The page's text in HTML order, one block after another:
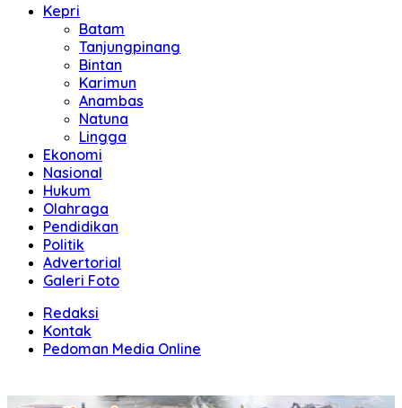
Kepri
Batam
Tanjungpinang
Bintan
Karimun
Anambas
Natuna
Lingga
Ekonomi
Nasional
Hukum
Olahraga
Pendidikan
Politik
Advertorial
Galeri Foto
Redaksi
Kontak
Pedoman Media Online